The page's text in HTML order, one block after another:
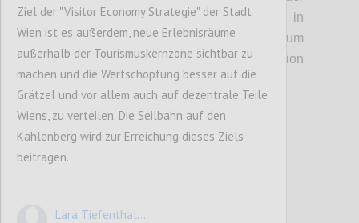
Antrieb der Bahn. Von dort geht es dann in
einer beinahe direkten Linie zum
Kahlenbergerdorf, wo eine weitere Station
sein wird, und auf den Kahlenberg.
Ziel der "Visitor Economy Strategie" der Stadt
Wien ist es außerdem, neue Erlebnisräume
außerhalb der Tourismuskernzone sichtbar zu
machen und die Wertschöpfung besser auf die
Grätzel und vor allem auch auf dezentrale Teile
Wiens, zu verteilen. Die Seilbahn auf den
Kahlenberg wird zur Erreichung dieses Ziels
beitragen.
Lara Tiefenthal...